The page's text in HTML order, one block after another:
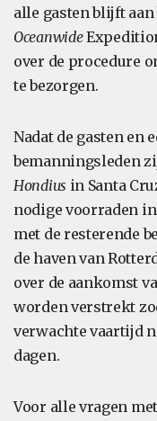
alle gasten blijft
Oceanwide
over de procedure
te bezorgen.
Nadat de gasten en
bemanningsleden
Hondius in Santa
nodige voorraden
met de resterende
de haven van
over de aankomst
worden verstrekt
verwachte vaartijd
dagen.
Voor alle vragen